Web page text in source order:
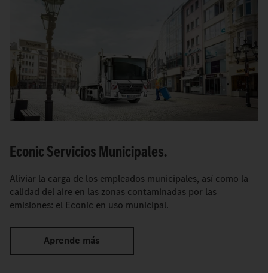
Econic Servicios Municipales.
Aliviar la carga de los empleados municipales, así como la
calidad del aire en las zonas contaminadas por las
emisiones: el Econic en uso municipal.
Aprende más